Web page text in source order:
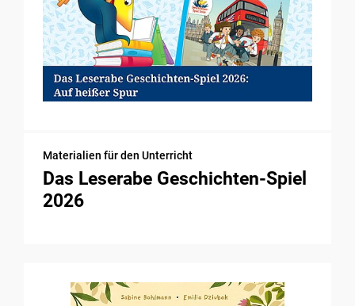
Materialien für den Unterricht
Das Leserabe Geschichten-Spiel
2026